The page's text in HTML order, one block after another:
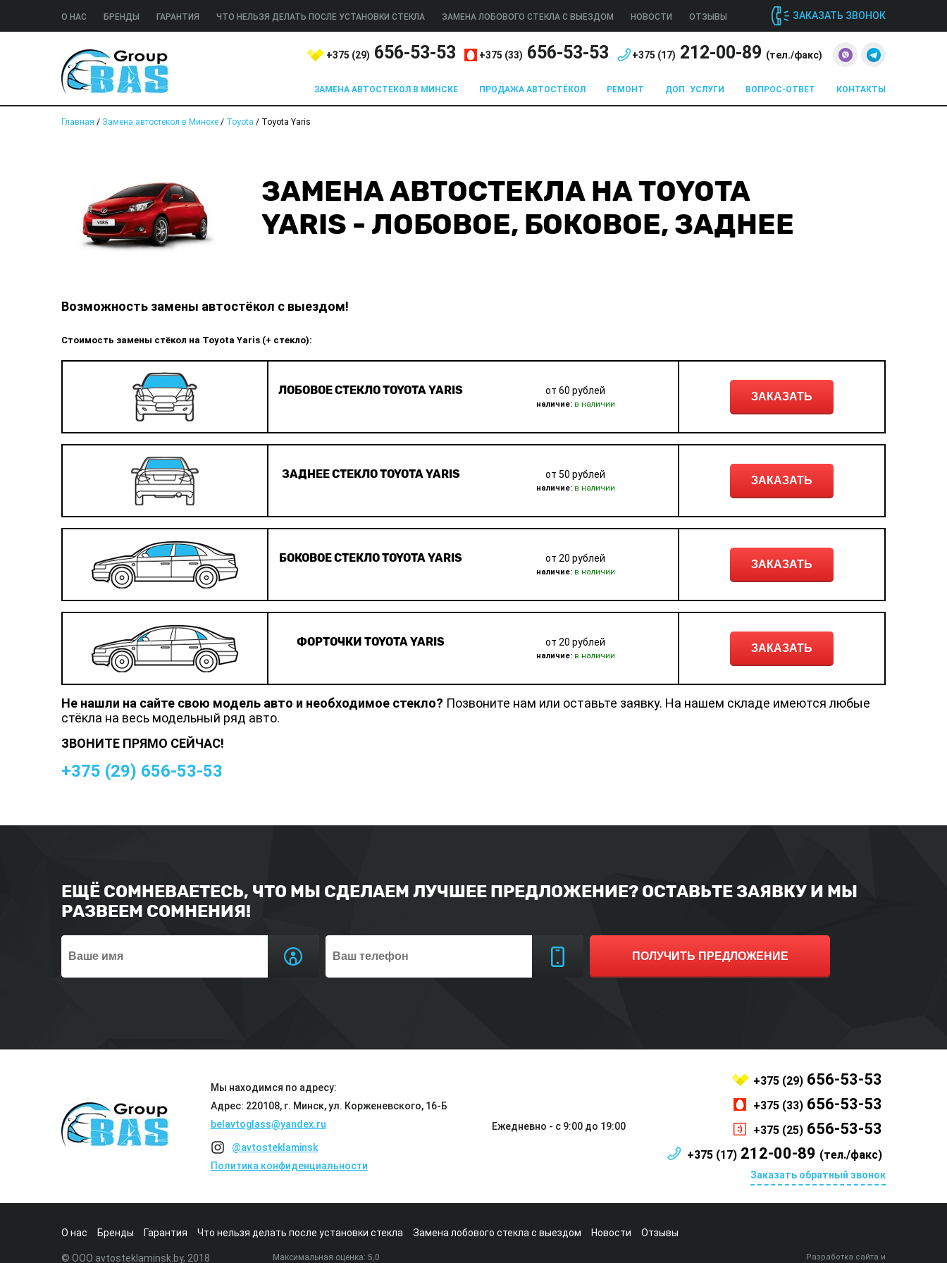
О НАС БРЕНДЫ ГАРАНТИЯ ЧТО НЕЛЬЗЯ ДЕЛАТЬ ПОСЛЕ УСТАНОВКИ СТЕКЛА ЗАМЕНА ЛОБОВОГО СТЕКЛА С ВЫЕЗДОМ НОВОСТИ ОТЗЫВЫ ЗАКАЗАТЬ ЗВОНОК
+375 (29) 656-53-53 +375 (33) 656-53-53 +375 (17) 212-00-89 (тел./факс)
ЗАМЕНА АВТОСТЕКОЛ В МИНСКЕ ПРОДАЖА АВТОСТЁКОЛ РЕМОНТ ДОП. УСЛУГИ ВОПРОС-ОТВЕТ КОНТАКТЫ
Главная / Замена автостекол в Минске / Toyota / Toyota Yaris
ЗАМЕНА АВТОСТЕКЛА НА TOYOTA
YARIS - ЛОБОВОЕ, БОКОВОЕ, ЗАДНЕЕ
Возможность замены автостёкол с выездом!
Стоимость замены стёкол на Toyota Yaris (+ стекло):
ЛОБОВОЕ СТЕКЛО TOYOTA YARIS от 60 рублей
наличие:в наличии
ЗАКАЗАТЬ
ЗАДНЕЕ СТЕКЛО TOYOTA YARIS от 50 рублей
наличие:в наличии
ЗАКАЗАТЬ
БОКОВОЕ СТЕКЛО TOYOTA YARIS от 20 рублей
наличие:в наличии
ЗАКАЗАТЬ
ФОРТОЧКИ TOYOTA YARIS от 20 рублей
наличие:в наличии
ЗАКАЗАТЬ
Не нашли на сайте свою модель авто и необходимое стекло? Позвоните нам или оставьте заявку. На нашем складе имеются любые
стёкла на весь модельный ряд авто.
ЗВОНИТЕ ПРЯМО СЕЙЧАС!
+375 (29) 656-53-53
ЕЩЁ СОМНЕВАЕТЕСЬ, ЧТО МЫ СДЕЛАЕМ ЛУЧШЕЕ ПРЕДЛОЖЕНИЕ? ОСТАВЬТЕ ЗАЯВКУ И МЫ
РАЗВЕЕМ СОМНЕНИЯ!
ПОЛУЧИТЬ ПРЕДЛОЖЕНИЕ
Мы находимся по адресу:
Адрес: 220108, г. Минск, ул. Корженевского, 16-Б
belavtoglass@yandex.ru
@avtosteklaminsk
Политика конфиденциальности
Ежедневно - с 9:00 до 19:00
+375 (29)656-53-53
+375 (33)656-53-53
+375 (25)656-53-53
+375 (17)212-00-89 (тел./факс)
Заказать обратный звонок
О нас Бренды Гарантия Что нельзя делать после установки стекла Замена лобового стекла с выездом Новости Отзывы
© ООО avtosteklaminsk.by, 2018 Максимальная оценка: 5,0
Разработка сайта и